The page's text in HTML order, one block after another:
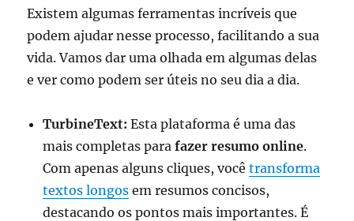
Existem algumas ferramentas incríveis que
podem ajudar nesse processo, facilitando a sua
vida. Vamos dar uma olhada em algumas delas
e ver como podem ser úteis no seu dia a dia.
TurbineText: Esta plataforma é uma das
mais completas parafazer resumo online.
Com apenas alguns cliques, vocêtransforma
textos longos em resumos concisos,
destacando os pontos mais importantes. É